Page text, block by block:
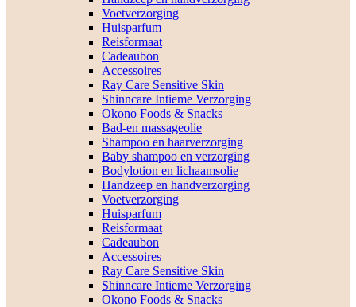
Voetverzorging
Huisparfum
Reisformaat
Cadeaubon
Accessoires
Ray Care Sensitive Skin
Shinncare Intieme Verzorging
Okono Foods & Snacks
Bad-en massageolie
Shampoo en haarverzorging
Baby shampoo en verzorging
Bodylotion en lichaamsolie
Handzeep en handverzorging
Voetverzorging
Huisparfum
Reisformaat
Cadeaubon
Accessoires
Ray Care Sensitive Skin
Shinncare Intieme Verzorging
Okono Foods & Snacks